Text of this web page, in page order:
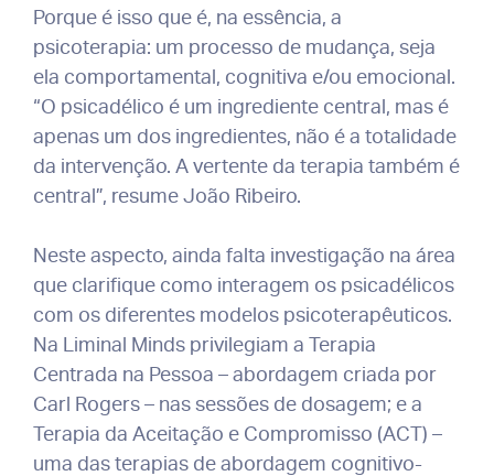
Porque é isso que é, na essência, a
psicoterapia: um processo de mudança, seja
ela comportamental, cognitiva e/ou emocional.
“O psicadélico é um ingrediente central, mas é
apenas um dos ingredientes, não é a totalidade
da intervenção. A vertente da terapia também é
central”, resume João Ribeiro.
Neste aspecto, ainda falta investigação na área
que clarifique como interagem os psicadélicos
com os diferentes modelos psicoterapêuticos.
Na Liminal Minds privilegiam a Terapia
Centrada na Pessoa – abordagem criada por
Carl Rogers – nas sessões de dosagem; e a
Terapia da Aceitação e Compromisso (ACT) –
uma das terapias de abordagem cognitivo-